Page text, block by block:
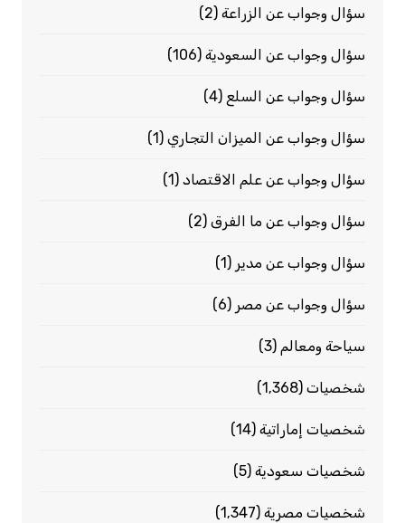
سؤال وجواب عن الزراعة(2)
سؤال وجواب عن السعودية(106)
سؤال وجواب عن السلع (4)
سؤال وجواب عن الميزان التجاري(1)
سؤال وجواب عن علم الاقتصاد(1)
سؤال وجواب عن ما الفرق(2)
سؤال وجواب عن مدير (1)
سؤال وجواب عن مصر (6)
سياحة ومعالم (3)
شخصيات(1٬368)
شخصيات إماراتية(14)
شخصيات سعودية(5)
شخصيات مصرية(1٬347)